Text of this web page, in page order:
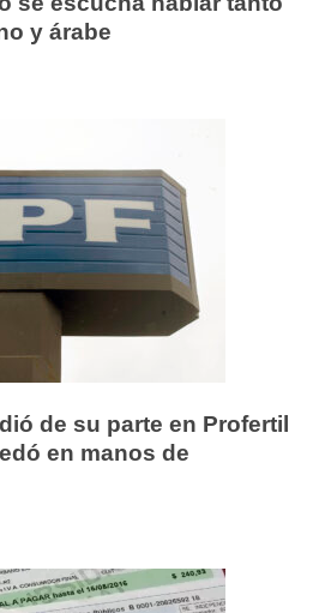
y árabe
de su parte en Profertil
en manos de